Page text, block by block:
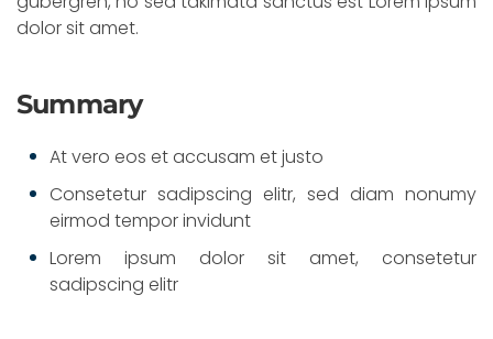
dolor sit amet.
Summary
At vero eos et accusam et justo
Consetetur sadipscing elitr, sed diam nonumy
eirmod tempor invidunt
Lorem ipsum dolor sit amet, consetetur
sadipscing elitr